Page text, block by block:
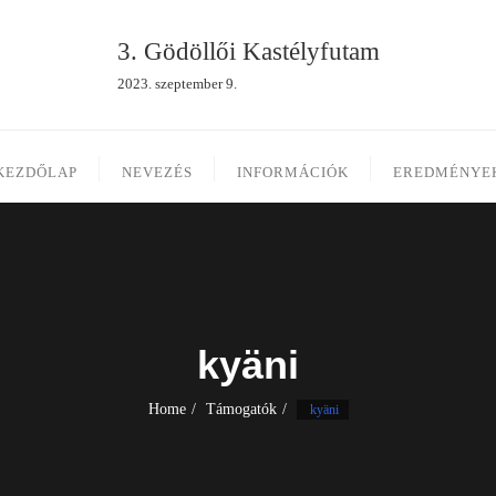
3. Gödöllői Kastélyfutam
2023. szeptember 9.
NEVEZÉS INFORMÁCIÓK
kyäni
Home Támogatók kyäni